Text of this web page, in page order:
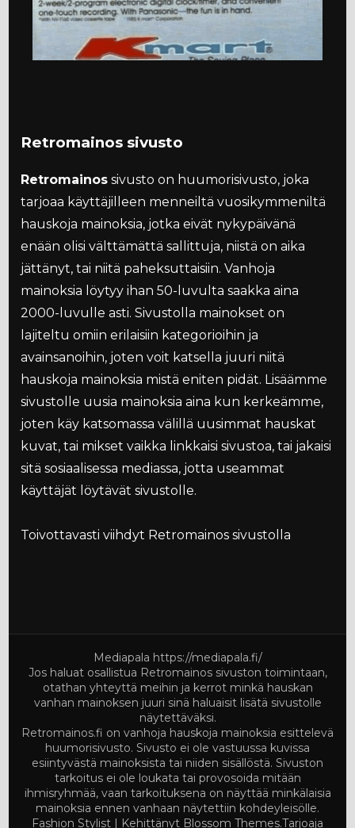
Retromainos sivusto
Retromainos sivusto on huumorisivusto, joka
tarjoaa käyttäjilleen menneiltä vuosikymmeniltä
hauskoja mainoksia, jotka eivät nykypäivänä
enään olisi välttämättä sallittuja, niistä on aika
jättänyt, tai niitä paheksuttaisiin. Vanhoja
mainoksia löytyy ihan 50-luvulta saakka aina
2000-luvulle asti. Sivustolla mainokset on
lajiteltu omiin erilaisiin kategorioihin ja
avainsanoihin, joten voit katsella juuri niitä
hauskoja mainoksia mistä eniten pidät. Lisäämme
sivustolle uusia mainoksia aina kun kerkeämme,
joten käy katsomassa välillä uusimmat hauskat
kuvat, tai mikset vaikka linkkaisi sivustoa, tai jakaisi
sitä sosiaalisessa mediassa, jotta useammat
käyttäjät löytävät sivustolle.
Toivottavasti viihdyt Retromainos sivustolla
Mediapala https://mediapala.fi/
Jos haluat osallistua Retromainos sivuston toimintaan,
otathan yhteyttä meihin ja kerrot minkä hauskan
vanhan mainoksen juuri sinä haluaisit lisätä sivustolle
näytettäväksi.
Retromainos.fi on vanhoja hauskoja mainoksia esittelevä
huumorisivusto. Sivusto ei ole vastuussa kuvissa
esiintyvästä mainoksista tai niiden sisällöstä. Sivuston
tarkoitus ei ole loukata tai provosoida mitään
ihmisryhmää, vaan tarkoituksena on näyttää minkälaisia
mainoksia ennen vanhaan näytettiin kohdeyleisölle.
Fashion Stylist | Kehittänyt Blossom Themes.Tarjoaja